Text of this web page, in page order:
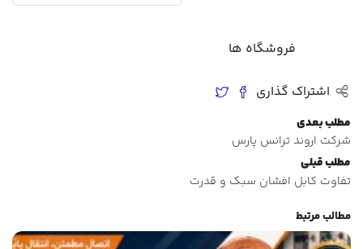
فروشگاه ها
اشتراک گذاری
مطلب قبلی
تفاوت کابل افشان سبک و قدرت
مطلب بعدی
شرکت اروند ترانس پارس
مطالب مرتبط